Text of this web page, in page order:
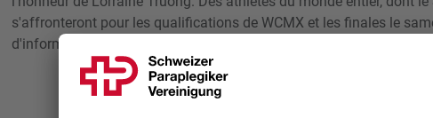
s'affronteront pour les qualifications de WCMX et les finales le
d'informations sur le programme